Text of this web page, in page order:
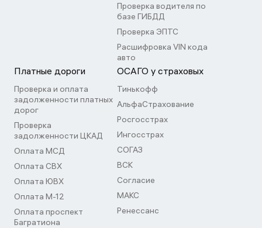
Проверка водителя по
базе ГИБДД
Проверка ЭПТС
Расшифровка VIN кода
авто
Платные дороги
Проверка и оплата
задолженности платных
дорог
Проверка
задолженности ЦКАД
Оплата МСД
Оплата СВХ
Оплата ЮВХ
Оплата М-12
Оплата проспект
Багратиона
ОСАГО у страховых
Тинькофф
АльфаСтрахование
Росгосстрах
Ингосстрах
СОГАЗ
ВСК
Согласие
МАКС
Ренессанс